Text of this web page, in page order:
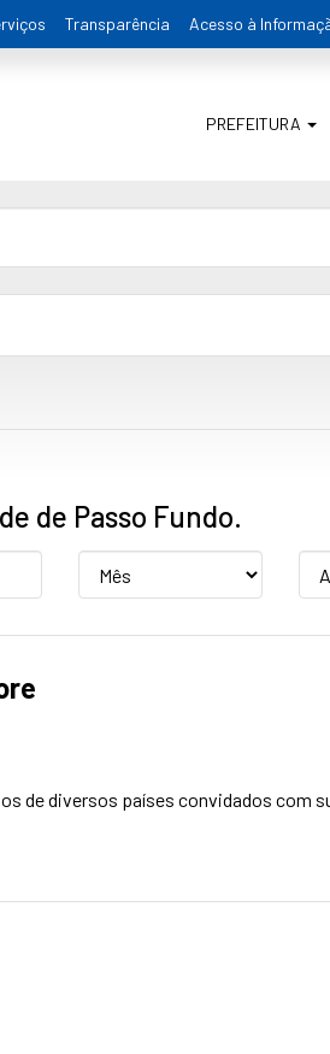
Transparência Acesso à
PREFEITURA
de Passo Fundo.
de diversos países convidados com